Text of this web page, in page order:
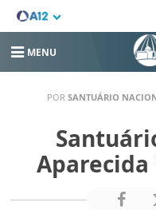
MENU
POR SANTUÁRIO
Aparecida